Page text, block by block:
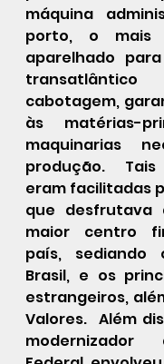
máquina
porto, o mais
aparelhado
cabotagem,
às matérias-
maquinarias
produção.
eram facilitadas
que desfrutava
maior centro
país, sediando
Brasil, e os
estrangeiros,
Valores.  Além